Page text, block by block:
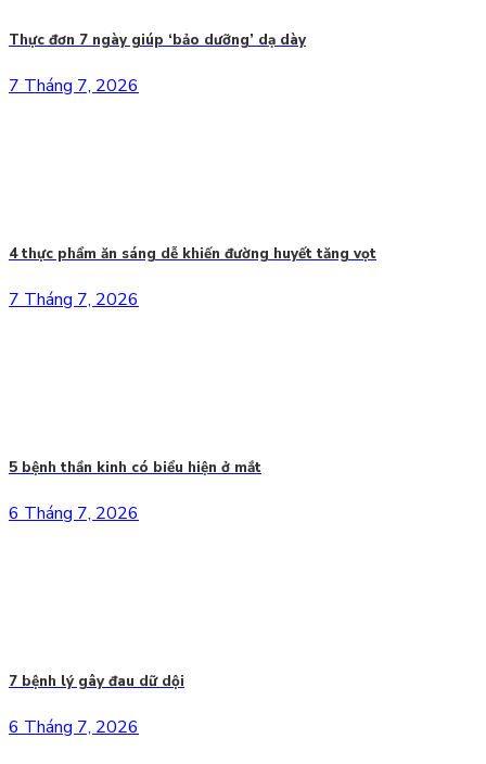
Thực đơn 7 ngày giúp ‘bảo dưỡng’ dạ dày
7 Tháng 7, 2026
4 thực phẩm ăn sáng dễ khiến đường huyết tăng vọt
7 Tháng 7, 2026
5 bệnh thần kinh có biểu hiện ở mắt
6 Tháng 7, 2026
7 bệnh lý gây đau dữ dội
6 Tháng 7, 2026